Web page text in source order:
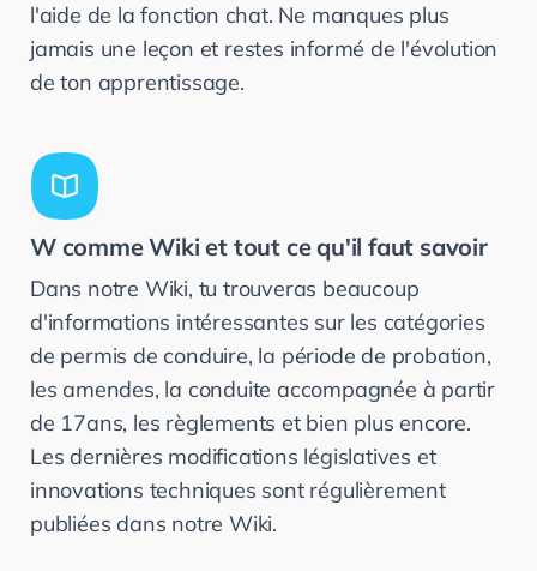
l'aide de la fonction chat. Ne manques plus
jamais une leçon et restes informé de l'évolution
de ton apprentissage.
W comme Wiki et tout ce qu'il faut savoir
Dans notre Wiki, tu trouveras beaucoup
d'informations intéressantes sur les catégories
de permis de conduire, la période de probation,
les amendes, la conduite accompagnée à partir
de 17ans, les règlements et bien plus encore.
Les dernières modifications législatives et
innovations techniques sont régulièrement
publiées dans notre Wiki.